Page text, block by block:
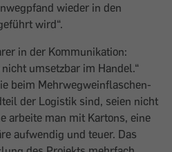
wieder in den
wird“.
in der Kom­munikation:
umsetzbar im Handel.“
beim Mehrwegweinflaschen-
der Logistik sind, seien nicht
arbeite man mit Kartons, eine
aufwendig und teuer. Das